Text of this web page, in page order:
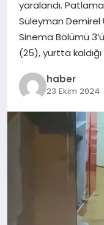
yaralandı.
Süleyman Demirel
Sinema Bölümü
(25), yurtta
haber
23 Ekim 2024